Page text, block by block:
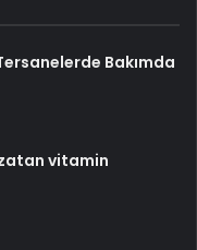
Bakımda
vitamin